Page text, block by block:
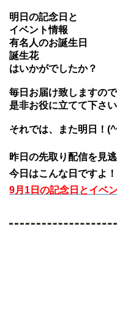
明日の記念日と
イベント情報
有名人のお誕生日
誕生花
はいかがでしたか？
毎日お届け致しますので
是非お役に立てて下さい
それでは、また明日！
昨日の先取り配信を見
今日はこんな日ですよ！
9月1日の記念日とイベ